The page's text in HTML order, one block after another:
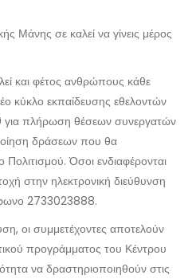
Μάνης σε καλεί να γίνεις μέρος
και φέτος ανθρώπους κάθε
κύκλο εκπαίδευσης εθελοντών
για πλήρωση θέσεων συνεργατών
δράσεων που θα
Όσοι ενδιαφέρονται
στην ηλεκτρονική διεύθυνση
2733023888.
οι συμμετέχοντες αποτελούν
προγράμματος του Κέντρου
να δραστηριοποιηθούν στις